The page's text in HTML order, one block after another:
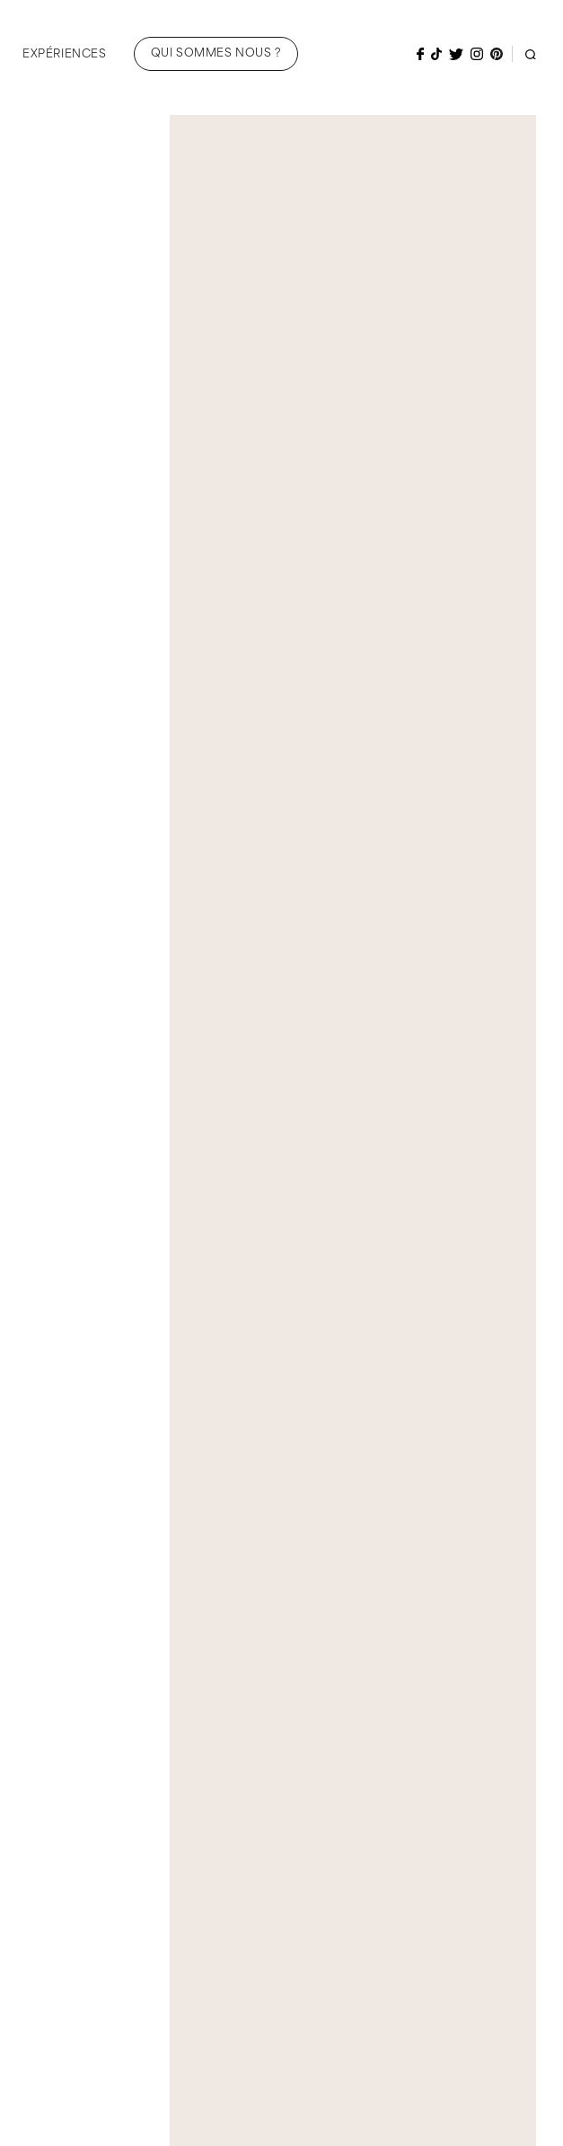
EXPÉRIENCES QUI SOMMES NOUS ?